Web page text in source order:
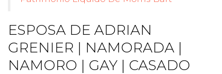
ESPOSA DE ADRIAN
GRENIER | NAMORADA |
NAMORO | GAY | CASADO